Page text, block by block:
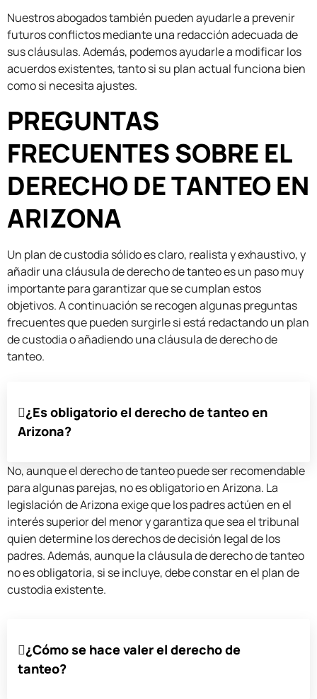
Nuestros abogados también pueden ayudarle a prevenir
futuros conflictos mediante una redacción adecuada de
sus cláusulas. Además, podemos ayudarle a modificar los
acuerdos existentes, tanto si su plan actual funciona bien
como si necesita ajustes.
PREGUNTAS
FRECUENTES SOBRE EL
DERECHO DE TANTEO EN
ARIZONA
Un plan de custodia sólido es claro, realista y exhaustivo, y
añadir una cláusula de derecho de tanteo es un paso muy
importante para garantizar que se cumplan estos
objetivos. A continuación se recogen algunas preguntas
frecuentes que pueden surgirle si está redactando un plan
de custodia o añadiendo una cláusula de derecho de
tanteo.
¿Es obligatorio el derecho de tanteo en
Arizona?
No, aunque el derecho de tanteo puede ser recomendable
para algunas parejas, no es obligatorio en Arizona. La
legislación de Arizona exige que los padres actúen en el
interés superior del menor y garantiza que sea el tribunal
quien determine los derechos de decisión legal de los
padres. Además, aunque la cláusula de derecho de tanteo
no es obligatoria, si se incluye, debe constar en el plan de
custodia existente.
¿Cómo se hace valer el derecho de
tanteo?